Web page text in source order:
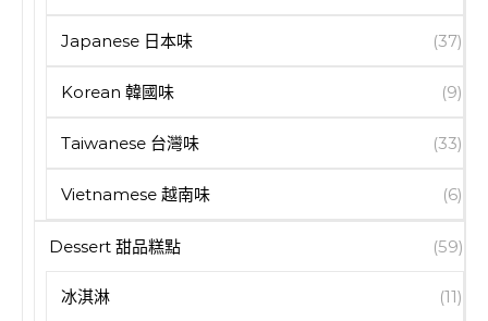
Japanese 日本味 (37)
Korean 韓國味 (9)
Taiwanese 台灣味 (33)
Vietnamese 越南味 (6)
Dessert 甜品糕點 (59)
冰淇淋 (11)